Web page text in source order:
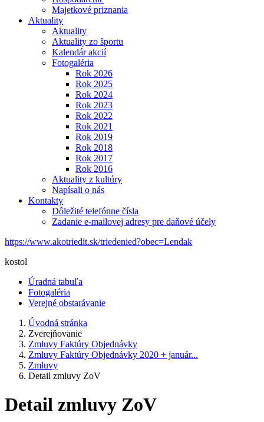
Majetkové priznania
Aktuality
Aktuality
Aktuality zo športu
Kalendár akcií
Fotogaléria
Rok 2026
Rok 2025
Rok 2024
Rok 2023
Rok 2022
Rok 2021
Rok 2019
Rok 2018
Rok 2017
Rok 2016
Aktuality z kultúry
Napísali o nás
Kontakty
Dôležité telefónne čísla
Zadanie e-mailovej adresy pre daňové účely
https://www.akotriedit.sk/triedenied?obec=Lendak
kostol
Úradná tabuľa
Fotogaléria
Verejné obstarávanie
Úvodná stránka
Zverejňovanie
Zmluvy Faktúry Objednávky
Zmluvy Faktúry Objednávky 2020 + január...
Zmluvy
Detail zmluvy ZoV
Detail zmluvy ZoV